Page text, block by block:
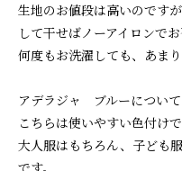
生地のお値段は高いのです
して干せばノーアイロンで
何度もお洗濯しても、あま
アデラジャ ブルーについて
こちらは使いやすい色付け
大人服はもちろん、子ども